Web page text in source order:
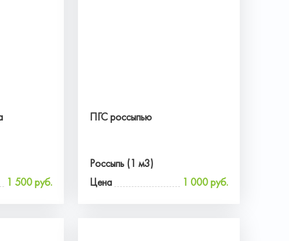
1 500 руб.
ПГС россыпью
Россыпь (1 м3)
Цена
1 000 руб.